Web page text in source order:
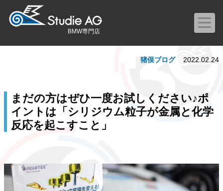
BMW専門店
まだの方はぜひ一度お試しください♪ポ
イントは「シリジウム粒子が金属と化学
反応を起こすこと」
猪俣ブログ 2022.02.24